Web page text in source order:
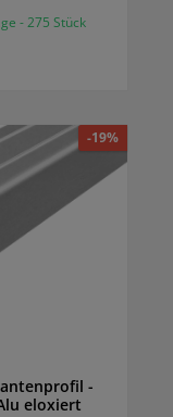
- 275 Stück
-19%
-
- 24 x 15 mm - Alu eloxiert